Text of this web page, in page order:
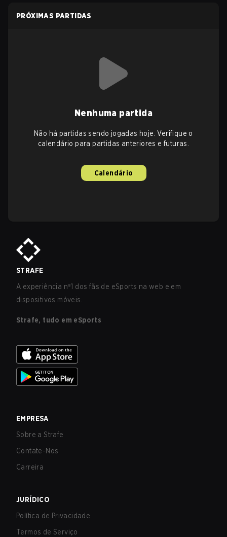
PRÓXIMAS PARTIDAS
Nenhuma partida
Não há partidas sendo jogadas hoje. Verifique o
calendário para partidas anteriores e futuras.
Calendário
STRAFE
A experiência nº1 dos fãs de eSports na web e em
dispositivos móveis.
Strafe, tudo em eSports
EMPRESA
Sobre a Strafe
Contate-Nos
Carreira
JURÍDICO
Política de Privacidade
Termos de Serviço